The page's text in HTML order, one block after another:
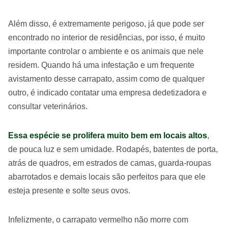
Além disso, é extremamente perigoso, já que pode ser
encontrado no interior de residências, por isso, é muito
importante controlar o ambiente e os animais que nele
residem. Quando há uma infestação e um frequente
avistamento desse carrapato, assim como de qualquer
outro, é indicado contatar uma empresa dedetizadora e
consultar veterinários.
Essa espécie se prolifera muito bem em locais altos,
de pouca luz e sem umidade. Rodapés, batentes de porta,
atrás de quadros, em estrados de camas, guarda-roupas
abarrotados e demais locais são perfeitos para que ele
esteja presente e solte seus ovos.
Infelizmente, o carrapato vermelho não morre com